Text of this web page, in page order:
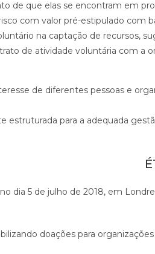
de que elas se encontram em
com valor pré-estipulado com
na captação de recursos,
de atividade voluntária com a
de diferentes pessoas e
para a adequada
dia 5 de julho de 2018, em
doações para